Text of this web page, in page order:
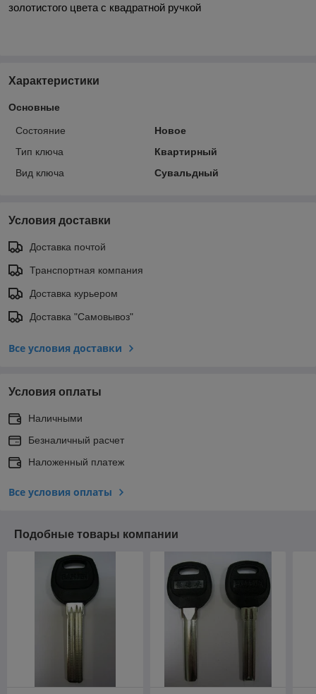
золотистого цвета с квадратной ручкой
Характеристики
Основные
Состояние
Новое
Тип ключа
Квартирный
Вид ключа
Сувальдный
Условия доставки
Доставка почтой
Транспортная компания
Доставка курьером
Доставка "Самовывоз"
Все условия доставки
Условия оплаты
Наличными
Безналичный расчет
Наложенный платеж
Все условия оплаты
Подобные товары компании